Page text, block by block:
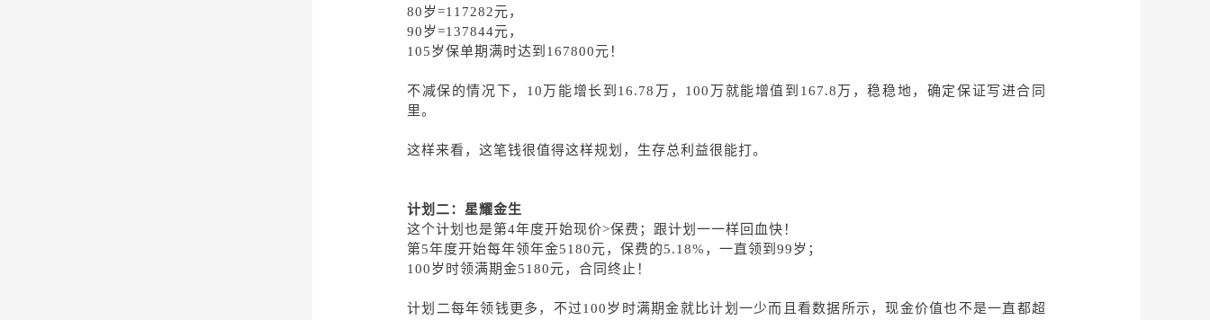
80岁=117282元，
90岁=137844元，
105岁保单期满时达到167800元！
不减保的情况下， 10万能增长到16.78万，100万就能增值到167.8万，稳稳地，确定保证写进合同
里。
这样来看，这笔钱很值得这样规划，生存总利益很能打。
计划二：星耀金生
这个计划也是第4年度开始现价>保费；跟计划一一样回血快！
第5年度开始每年领年金5180元，保费的5.18%，一直领到99岁；
100岁时领满期金5180元，合同终止！
计划二每年领钱更多，不过100岁时满期金就比计划一少而且看数据所示，现金价值也不是一直都超